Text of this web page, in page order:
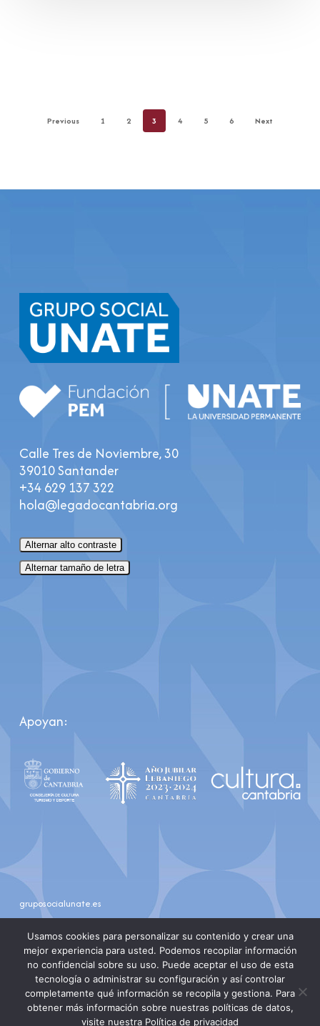
Previous 1 2 3 4 5 6 Next
Calle Tres de Noviembre, 30
39010 Santander
+34 629 137 322
hola@legadocantabria.org
Alternar alto contraste
Alternar tamaño de letra
Apoyan:
gruposocialunate.es
youtubeinstagram
Usamos cookies para personalizar su contenido y crear una
mejor experiencia para usted. Podemos recopilar información
no confidencial sobre su uso. Puede aceptar el uso de esta
tecnología o administrar su configuración y así controlar
completamente qué información se recopila y gestiona. Para
obtener más información sobre nuestras políticas de datos,
visite nuestra Política de privacidad